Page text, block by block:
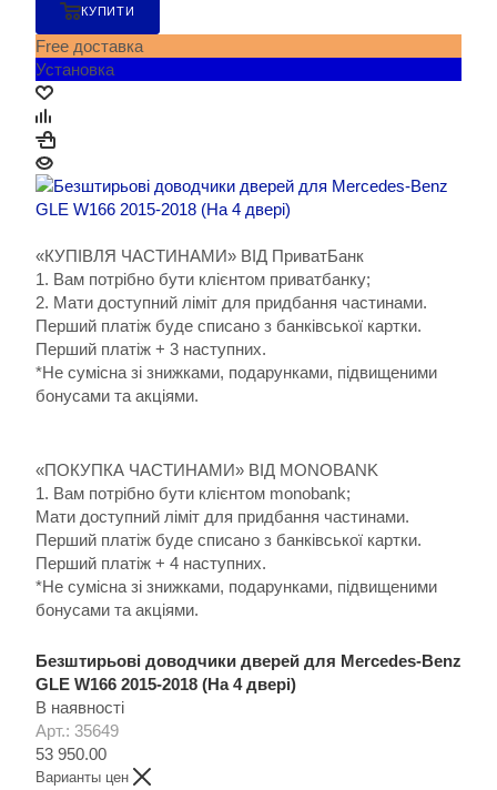
КУПИТИ
Free доставка
Установка
«КУПІВЛЯ ЧАСТИНАМИ» ВІД ПриватБанк
1. Вам потрібно бути клієнтом приватбанку;
2. Мати доступний ліміт для придбання частинами.
Перший платіж буде списано з банківської картки.
Перший платіж + 3 наступних.
*Не сумісна зі знижками, подарунками, підвищеними
бонусами та акціями.
«ПОКУПКА ЧАСТИНАМИ» ВІД MONOBANK
1. Вам потрібно бути клієнтом monobank;
Мати доступний ліміт для придбання частинами.
Перший платіж буде списано з банківської картки.
Перший платіж + 4 наступних.
*Не сумісна зі знижками, подарунками, підвищеними
бонусами та акціями.
Безштирьові доводчики дверей для Mercedes-Benz
GLE W166 2015-2018 (На 4 двері)
В наявності
Арт.: 35649
53 950.00
Варианты цен